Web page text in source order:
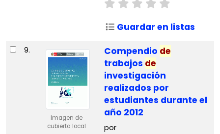
Guardar en listas
9.
Imagen de
cubierta local
Compendio de
trabajos de
investigación
realizados por
estudiantes durante el
año 2012
por